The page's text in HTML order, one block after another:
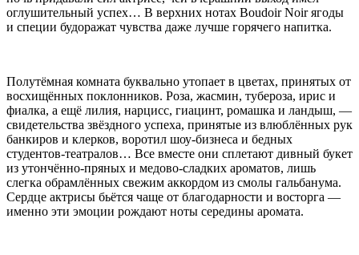
оглушительный успех… В верхних нотах Boudoir Noir ягоды
и специи будоражат чувства даже лучше горячего напитка.
Полутёмная комната буквально утопает в цветах, принятых от
восхищённых поклонников. Роза, жасмин, тубероза, ирис и
фиалка, а ещё лилия, нарцисс, гиацинт, ромашка и ландыш, —
свидетельства звёздного успеха, принятые из влюблённых рук
банкиров и клерков, воротил шоу-бизнеса и бедных
студентов-театралов… Все вместе они сплетают дивный букет
из утончённо-пряных и медово-сладких ароматов, лишь
слегка обрамлённых свежим аккордом из смолы гальбанума.
Сердце актрисы бьётся чаще от благодарности и восторга —
именно эти эмоции рождают ноты середины аромата.